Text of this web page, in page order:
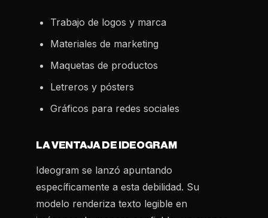
Trabajo de logos y marca
Materiales de marketing
Maquetas de productos
Letreros y pósters
Gráficos para redes sociales
LA VENTAJA DE IDEOGRAM
Ideogram se lanzó apuntando
específicamente a esta debilidad. Su
modelo renderiza texto legible en